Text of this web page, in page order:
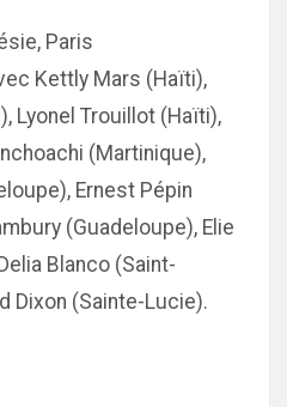
Paris
Kettly Mars (Haïti),
Lyonel Trouillot (Haïti),
(Martinique),
Ernest Pépin
(Guadeloupe), Elie
Blanco (Saint-
Dixon (Sainte-Lucie).